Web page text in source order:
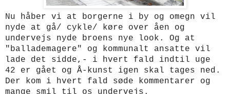
Nu håber vi at borgerne i by og omegn vil
nyde at gå/ cykle/ køre over åen og
undervejs nyde broens nye look. Og at
"ballademagere" og kommunalt ansatte vil
lade det sidde,- i hvert fald indtil uge
42 er gået og Å-kunst igen skal tages ned.
Der kom i hvert fald søde kommentarer og
mange smil til os undervejs.